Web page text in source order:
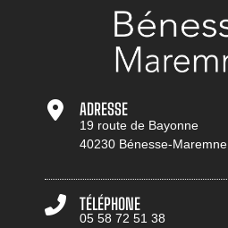
ADRESSE
19 route de Bayonne
40230 Bénesse-Maremne
TÉLÉPHONE
05 58 72 51 38